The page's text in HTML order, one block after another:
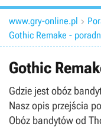
www.gry-online.pl 
Gothic Remake -
Gothic
Gdzie jest obóz
Nasz opis przejścia
Obóz bandytów od